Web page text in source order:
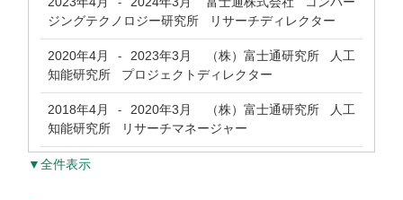
ジングテクノロジー研究所 リサーチディレクター
2020年4月 - 2023年3月
（株）富士通研究所 人工
知能研究所 プロジェクトディレクター
2018年4月 - 2020年3月
（株）富士通研究所 人工
知能研究所 リサーチマネージャー
▼全件表示